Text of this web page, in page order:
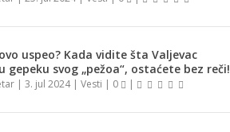
uspeo? Kada vidite šta Valjevac
gepeku svog „pežoa“, ostaćete bez reči!
| 3. jul 2024| Vesti | 0 |